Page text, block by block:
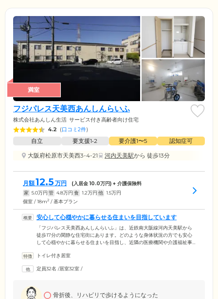
満室
フジパレス天美西あんしんらいふ
株式会社あんしん生活 サービス付き高齢者向け住宅
4.2 (口コミ2件)
自立 要支援1•2 要介護1〜5
認知症可
大阪府松原市天美西3-4-21
河内天美駅から 徒歩13分
月額12.5 万円 (入居金10.0万円) + 介護保険料
家 5.0万円 管 4.8万円 食 1.2万円 他 1.5万円
個室 / 18m2 / 基本プラン
安心して心穏やかに暮らせる住まいを目指しています
「フジパレス天美西あんしんらいふ」は、近鉄南大阪線河内天美駅から
徒歩17分の閑静な住宅街にあります。どのような身体状況の方でも安心
して心穏やかに暮らせる住まいを目指し、近隣の医療機関や介護福祉事
人工透析や在宅酸素の管理が必要な方、バルーンカテーテルを留置され
ーズに合わせ、専門スタッフが丁寧にケアをいたします。みなさまが快
トイレ付き居室
定員32名 /居室32室 /
骨折後、リハビリで歩けるようになった